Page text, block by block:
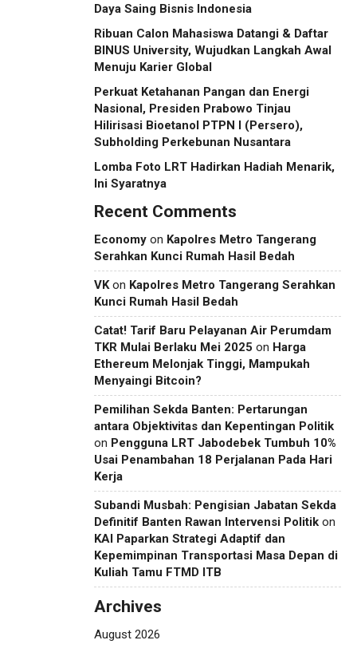
Daya Saing Bisnis Indonesia
Ribuan Calon Mahasiswa Datangi & Daftar
BINUS University, Wujudkan Langkah Awal
Menuju Karier Global
Perkuat Ketahanan Pangan dan Energi
Nasional, Presiden Prabowo Tinjau
Hilirisasi Bioetanol PTPN I (Persero),
Subholding Perkebunan Nusantara
Lomba Foto LRT Hadirkan Hadiah Menarik,
Ini Syaratnya
Recent Comments
Economy on Kapolres Metro Tangerang
Serahkan Kunci Rumah Hasil Bedah
VKon Kapolres Metro Tangerang Serahkan
Kunci Rumah Hasil Bedah
Catat! Tarif Baru Pelayanan Air Perumdam
TKR Mulai Berlaku Mei 2025 on Harga
Ethereum Melonjak Tinggi, Mampukah
Menyaingi Bitcoin?
Pemilihan Sekda Banten: Pertarungan
antara Objektivitas dan Kepentingan Politik
on Pengguna LRT Jabodebek Tumbuh 10%
Usai Penambahan 18 Perjalanan Pada Hari
Kerja
Subandi Musbah: Pengisian Jabatan Sekda
Definitif Banten Rawan Intervensi Politik on
KAI Paparkan Strategi Adaptif dan
Kepemimpinan Transportasi Masa Depan di
Kuliah Tamu FTMD ITB
Archives
August 2026